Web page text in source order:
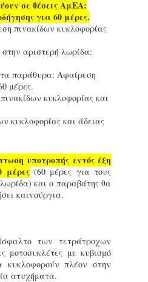
σε θέσεις ΑμΕΑ:
για 60 μέρες.
πινακίδων κυκλοφορίας
αριστερή λωρίδα:
τα παράθυρα: Αφαίρεση
μέρες.
κυκλοφορίας και
κυκλοφορίας και άδειας
υποτροπής εντός έξη
μέρες(60 μέρες για τους
και ο παραβάτης θα
καινούργια.
των τετράτροχων
μοτοσυκλέτες με κυβισμό
κυκλοφορούν πλέον στην
ατυχήματα.
σχετικό
σας το παρουσιάζει σε
αν διαπιστώσετε ότι
να στέλνετε το
ώστε να το
75 νέοι δημοτικοί
ο Αγγελούδης
αστυνομίας στο δήμο
18 Μαρτίου
ένα ισχυρό σώμα η
στον πολίτη. Είχα την
τους.
οι αφίξεις των
Αστυνομικών στους
- Πλήρες